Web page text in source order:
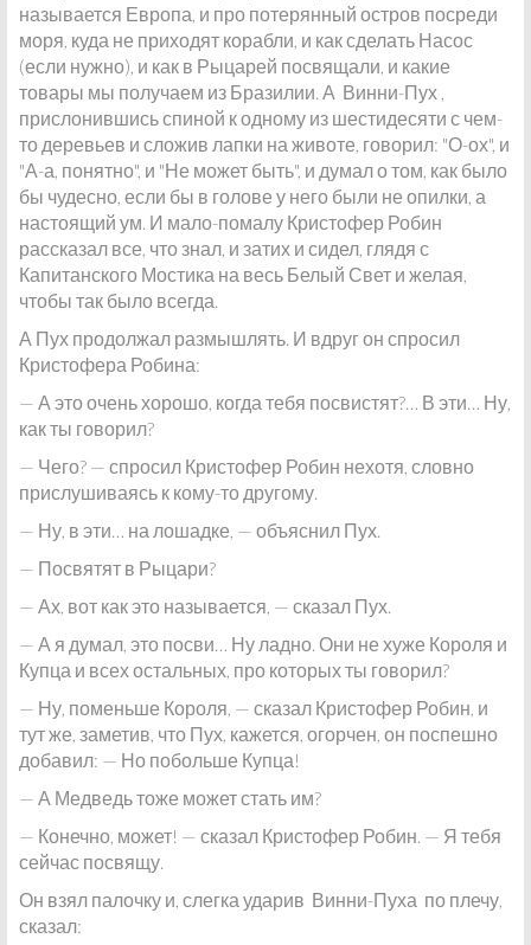
называется Европа, и про потерянный остров посреди
моря, куда не приходят корабли, и как сделать Насос
(если нужно), и как в Рыцарей посвящали, и какие
товары мы получаем из Бразилии. А Винни-Пух ,
прислонившись спиной к одному из шестидесяти с чем-
то деревьев и сложив лапки на животе, говорил: "О-ох", и
"А-а, понятно", и "Не может быть", и думал о том, как было
бы чудесно, если бы в голове у него были не опилки, а
настоящий ум. И мало-помалу Кристофер Робин
рассказал все, что знал, и затих и сидел, глядя с
Капитанского Мостика на весь Белый Свет и желая,
чтобы так было всегда.
А Пух продолжал размышлять. И вдруг он спросил
Кристофера Робина:
— А это очень хорошо, когда тебя посвистят?… В эти… Ну,
как ты говорил?
— Чего? — спросил Кристофер Робин нехотя, словно
прислушиваясь к кому-то другому.
— Ну, в эти… на лошадке, — объяснил Пух.
— Посвятят в Рыцари?
— Ах, вот как это называется, — сказал Пух.
— А я думал, это посви… Ну ладно. Они не хуже Короля и
Купца и всех остальных, про которых ты говорил?
— Ну, поменьше Короля, — сказал Кристофер Робин, и
тут же, заметив, что Пух, кажется, огорчен, он поспешно
добавил: — Но побольше Купца!
— А Медведь тоже может стать им?
— Конечно, может! — сказал Кристофер Робин. — Я тебя
сейчас посвящу.
Он взял палочку и, слегка ударив Винни-Пуха по плечу,
сказал: